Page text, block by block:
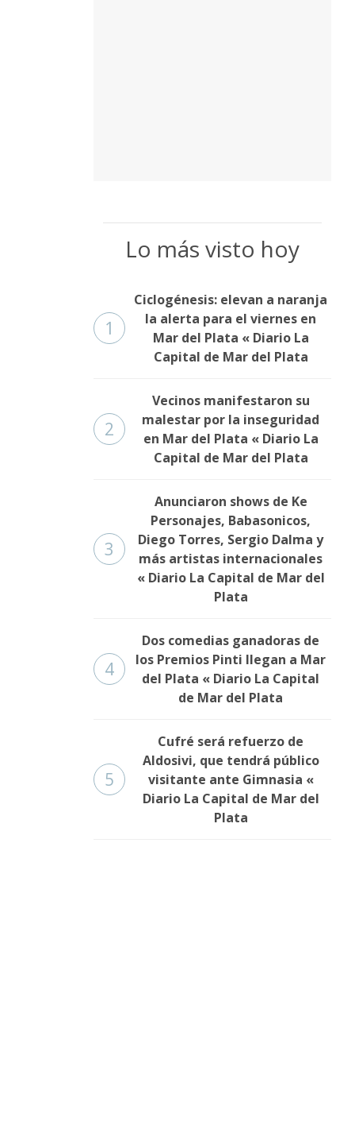
Lo más visto hoy
1
Ciclogénesis: elevan a naranja
la alerta para el viernes en
Mar del Plata « Diario La
Capital de Mar del Plata
2
Vecinos manifestaron su
malestar por la inseguridad
en Mar del Plata « Diario La
Capital de Mar del Plata
3
Anunciaron shows de Ke
Personajes, Babasonicos,
Diego Torres, Sergio Dalma y
más artistas internacionales
« Diario La Capital de Mar del
Plata
4
Dos comedias ganadoras de
los Premios Pinti llegan a Mar
del Plata « Diario La Capital
de Mar del Plata
5
Cufré será refuerzo de
Aldosivi, que tendrá público
visitante ante Gimnasia «
Diario La Capital de Mar del
Plata